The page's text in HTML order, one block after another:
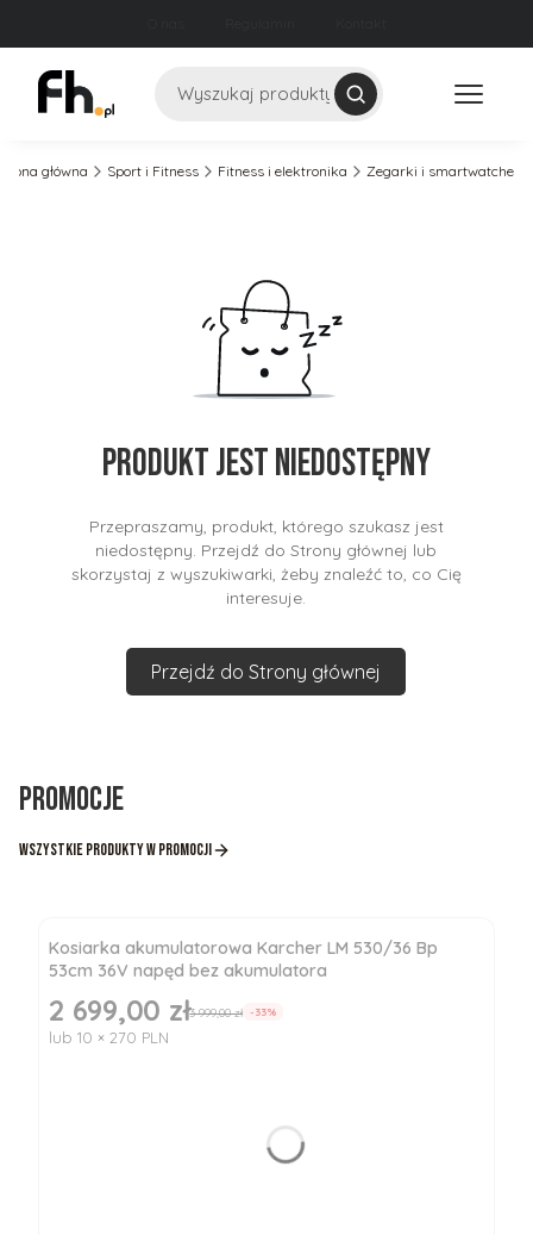
Szukaj
główna Sport i Fitness Fitness i elektronika Zegarki i smartwatche
Produkt jest niedostępny
Przepraszamy, produkt, którego szukasz jest
niedostępny. Przejdź do Strony głównej lub
skorzystaj z wyszukiwarki, żeby znaleźć to, co Cię
interesuje.
Przejdź do Strony głównej
Promocje
Wszystkie produkty w promocji
Kosiarka akumulatorowa Karcher LM 530/36 Bp
53cm 36V napęd bez akumulatora
Cena promocyjna
2 699,00 zł3 999,00 zł -33%
lub 10 × 270 PLN